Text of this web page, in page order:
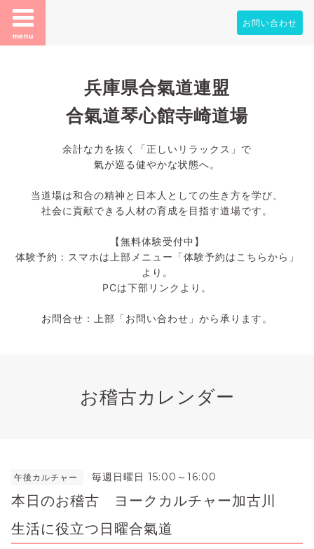
menu
お問い合わせ
兵庫県合氣道連盟
合氣道琴心館寺崎道場
余計な力を抜く「正しいリラックス」で
氣が巡る健やかな状態へ。
当道場は和合の精神と日本人としての生き方を学び、
社会に貢献できる人材の育成を目指す道場です。
【無料体験受付中】
体験予約：スマホは上部メニュー「体験予約はこちらから」
より。
PCは下部リンクより。
お問合せ：上部「お問い合わせ」から承ります。
お稽古カレンダー
午後カルチャー 毎週日曜日 15:00～16:00
本日のお稽古 ヨークカルチャー加古川
生活に役立つ日曜合氣道